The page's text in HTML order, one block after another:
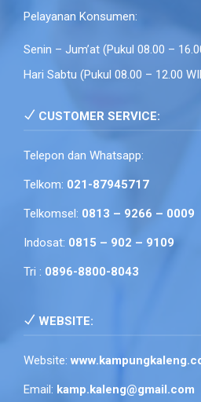
Pelayanan Konsumen:
Senin – Jum’at (Pukul 08.00 –
Hari Sabtu (Pukul 08.00 – 12.00
CUSTOMER SERVICE:
Telepon dan Whatsapp:
Telkom: 021-87945717
Telkomsel: 0813 – 9266 – 0009
Indosat: 0815 – 902 – 9109
Tri : 0896-8800-8043
WEBSITE:
Website:
Email: kamp.kaleng@gmail.com